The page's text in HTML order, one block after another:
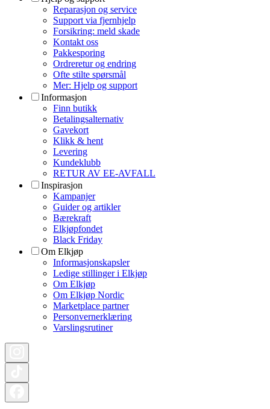
Reparasjon og service
Support via fjernhjelp
Forsikring: meld skade
Kontakt oss
Pakkesporing
Ordreretur og endring
Ofte stilte spørsmål
Mer: Hjelp og support
Informasjon
Finn butikk
Betalingsalternativ
Gavekort
Klikk & hent
Levering
Kundeklubb
RETUR AV EE-AVFALL
Inspirasjon
Kampanjer
Guider og artikler
Bærekraft
Elkjøpfondet
Black Friday
Om Elkjøp
Informasjonskapsler
Ledige stillinger i Elkjøp
Om Elkjøp
Om Elkjøp Nordic
Marketplace partner
Personvernerklæring
Varslingsrutiner